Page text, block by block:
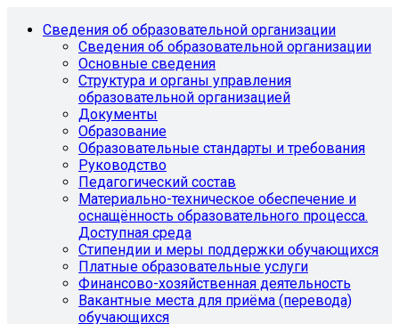
Сведения об образовательной организации
Сведения об образовательной организации
Основные сведения
Структура и органы управления
образовательной организацией
Документы
Образование
Образовательные стандарты и требования
Руководство
Педагогический состав
Материально-техническое обеспечение и
оснащённость образовательного процесса.
Доступная среда
Стипендии и меры поддержки обучающихся
Платные образовательные услуги
Финансово-хозяйственная деятельность
Вакантные места для приёма (перевода)
обучающихся